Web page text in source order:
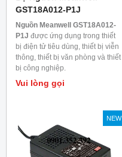
GST18A012-P1J
Nguồn Meanwell GST18A012-
P1J được ứng dụng trong thiết
bị điện tử tiêu dùng, thiết bị viễn
thông, thiết bị văn phòng và thiết
bị công nghiệp.
Vui lòng gọi
NEW